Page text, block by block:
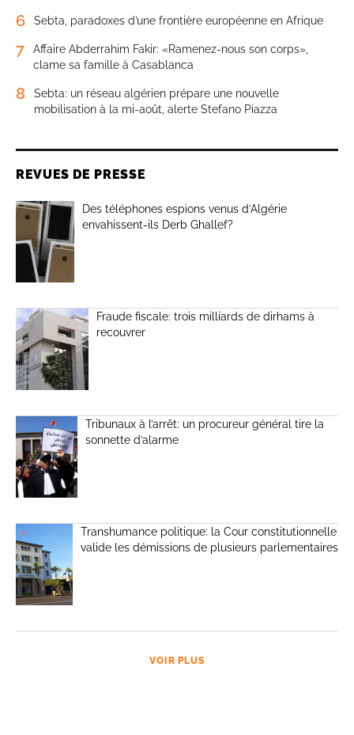
6 Sebta, paradoxes d’une frontière européenne en Afrique
7
Affaire Abderrahim Fakir: «Ramenez-nous son corps»,
clame sa famille à Casablanca
8
Sebta: un réseau algérien prépare une nouvelle
mobilisation à la mi-août, alerte Stefano Piazza
REVUES DE PRESSE
Des téléphones espions venus d’Algérie
envahissent-ils Derb Ghallef?
Fraude fiscale: trois milliards de dirhams à
recouvrer
Tribunaux à l’arrêt: un procureur général tire la
sonnette d’alarme
Transhumance politique: la Cour constitutionnelle
valide les démissions de plusieurs parlementaires
VOIR PLUS